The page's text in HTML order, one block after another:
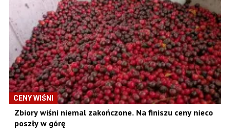
CENY WIŚNI
Zbiory wiśni niemal zakończone. Na finiszu ceny nieco
poszły w górę